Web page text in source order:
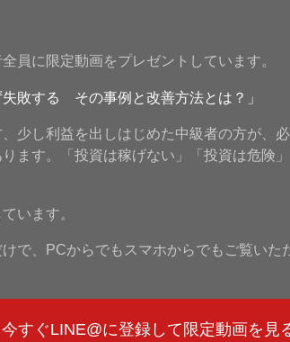
員に限定動画をプレゼントしています。
失敗する その事例と改善方法とは？」
少し利益を出しはじめた中級者の方が、
ます。「投資は稼げない」「投資は危険
います。
で、PCからでもスマホからでもご覧いた
今すぐLINE@に登録して限定動画を見